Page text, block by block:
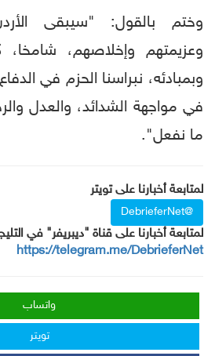
وختم بالقول: "سيبقى
وعزيمتهم وإخلاصهم، شامخا،
وبمبادئه، نبراسنا الحزم في
في مواجهة الشدائد، والعدل
ما نفعل".
لمتابعة أخبارنا على تويتر
@DebrieferNet
لمتابعة أخبارنا على قناة "ديبريفر" في
https://telegram.me/DebrieferNet
واتساب
تويتر